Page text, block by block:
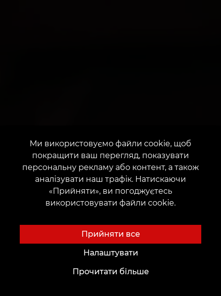
Ми використовуємо файли cookie, щоб
покращити ваш перегляд, показувати
персональну рекламу або контент, а також
аналізувати наш трафік. Натискаючи
«Прийняти», ви погоджуєтесь
використовувати файли cookie.
Прийняти все
Налаштувати
Прочитати більше